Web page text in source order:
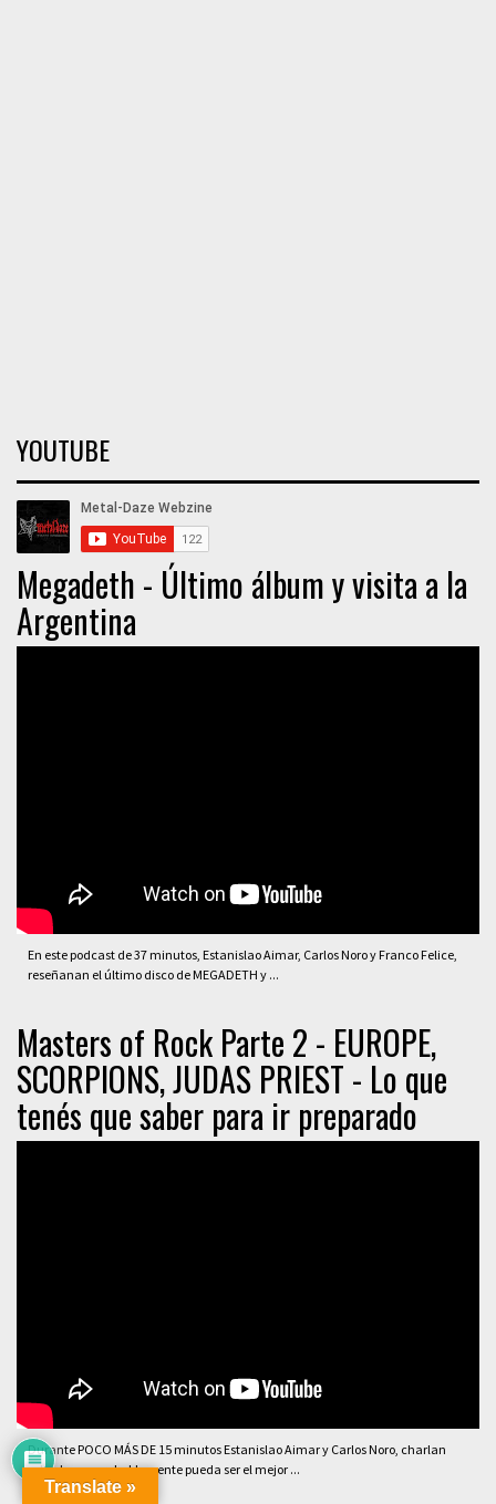
YOUTUBE
Megadeth - Último álbum y visita a la
Argentina
En este podcast de 37 minutos, Estanislao Aimar, Carlos Noro y Franco Felice,
reseñanan el último disco de MEGADETH y ...
Masters of Rock Parte 2 - EUROPE,
SCORPIONS, JUDAS PRIEST - Lo que
tenés que saber para ir preparado
Durante POCO MÁS DE 15 minutos Estanislao Aimar y Carlos Noro, charlan
sobre lo que probablemente pueda ser el mejor ...
Translate »